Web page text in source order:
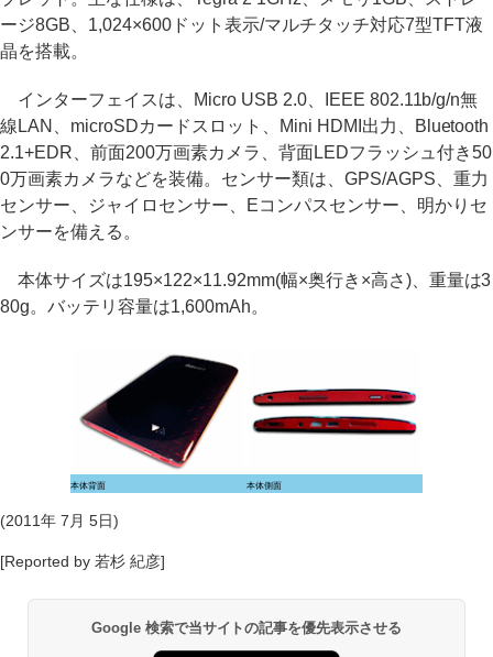
ージ8GB、1,024×600ドット表示/マルチタッチ対応7型TFT液
晶を搭載。
インターフェイスは、Micro USB 2.0、IEEE 802.11b/g/n無
線LAN、microSDカードスロット、Mini HDMI出力、Bluetooth
2.1+EDR、前面200万画素カメラ、背面LEDフラッシュ付き50
0万画素カメラなどを装備。センサー類は、GPS/AGPS、重力
センサー、ジャイロセンサー、Eコンパスセンサー、明かりセ
ンサーを備える。
本体サイズは195×122×11.92mm(幅×奥行き×高さ)、重量は3
80g。バッテリ容量は1,600mAh。
本体背面 本体側面
(2011年 7月 5日)
[Reported by 若杉 紀彦]
Google 検索で当サイトの記事を優先表示させる